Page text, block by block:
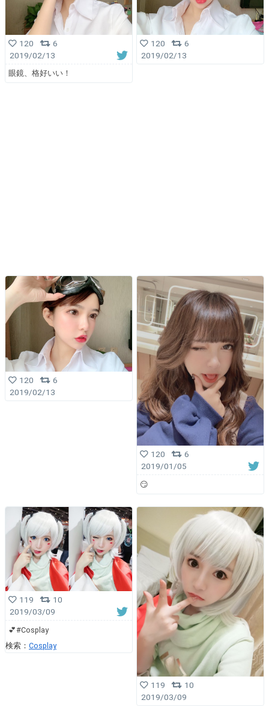
120
6
2019/02/13
眼鏡、格好いい！
120
6
2019/02/13
120
6
2019/02/13
120
6
2019/01/05
😏
119
10
2019/03/09
💕#Cosplay
検索： Cosplay
119
10
2019/03/09